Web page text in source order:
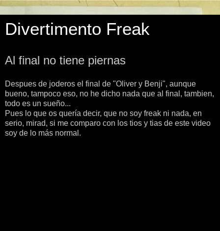
Divertimento Freak
Al final no tiene piernas
Despues de joderos el final de "Oliver y Benji", aunque
bueno, tampoco eso, no he dicho nada que al final, tambien,
todo es un sueño...
Pues lo que os quería decir, que no soy freak ni nada, en
serio, mirad, si me comparo con los tios y tias de este video
soy de lo más normal.